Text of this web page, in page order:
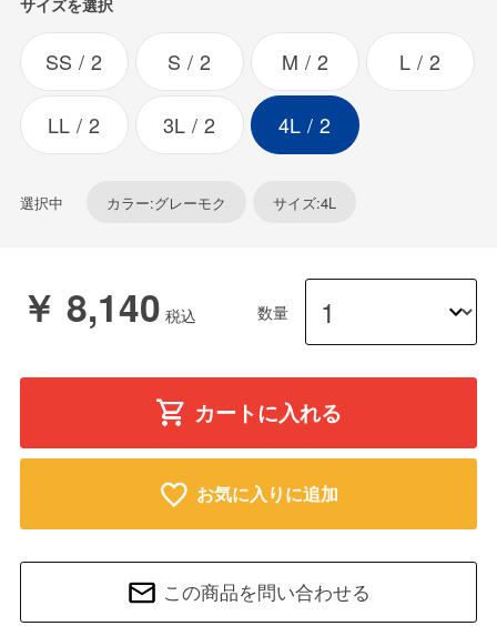
SS 2 S 2 M 2 L 2
LL 2 3L 2 4L 2
選択中 カラー:グレーモク サイズ:4L
￥ 8,140 数量
カートに入れる
お気に入りに追加
この商品を問い合わせる